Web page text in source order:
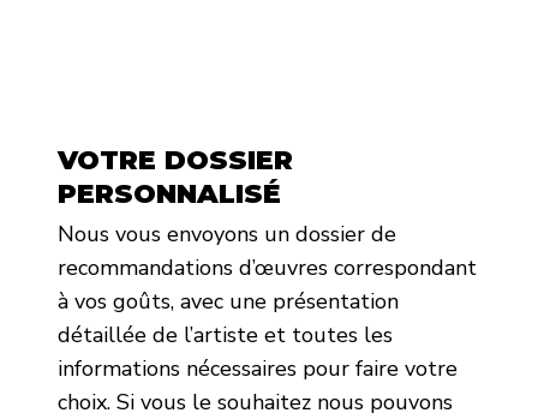
VOTRE DOSSIER
PERSONNALISÉ
Nous vous envoyons un dossier de
recommandations d’œuvres correspondant
à vos goûts, avec une présentation
détaillée de l’artiste et toutes les
informations nécessaires pour faire votre
choix. Si vous le souhaitez nous pouvons